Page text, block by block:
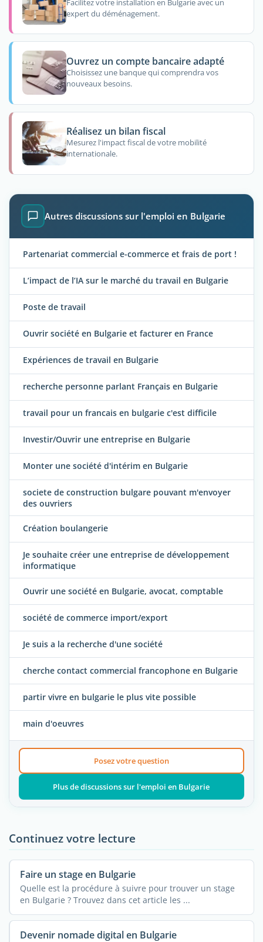
Facilitez votre installation en Bulgarie avec un
expert du déménagement.
Ouvrez un compte bancaire adapté
Choisissez une banque qui comprendra vos
nouveaux besoins.
Réalisez un bilan fiscal
Mesurez l'impact fiscal de votre mobilité
internationale.
Autres discussions sur l'emploi en Bulgarie
Partenariat commercial e-commerce et frais de port !
L’impact de l’IA sur le marché du travail en Bulgarie
Poste de travail
Ouvrir société en Bulgarie et facturer en France
Expériences de travail en Bulgarie
recherche personne parlant Français en Bulgarie
travail pour un francais en bulgarie c'est difficile
Investir/Ouvrir une entreprise en Bulgarie
Monter une société d'intérim en Bulgarie
societe de construction bulgare pouvant m'envoyer
des ouvriers
Création boulangerie
Je souhaite créer une entreprise de développement
informatique
Ouvrir une société en Bulgarie, avocat, comptable
société de commerce import/export
Je suis a la recherche d'une société
cherche contact commercial francophone en Bulgarie
partir vivre en bulgarie le plus vite possible
main d'oeuvres
Posez votre question
Plus de discussions sur l'emploi en Bulgarie
Continuez votre lecture
Faire un stage en Bulgarie
Quelle est la procédure à suivre pour trouver un stage
en Bulgarie ? Trouvez dans cet article les ...
Devenir nomade digital en Bulgarie